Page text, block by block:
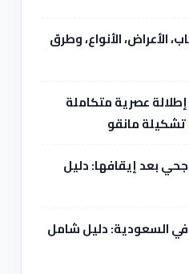
الأعراض، الأنواع، وطرق
عصرية متكاملة
مانقو
بعد إيقافها: دليل
السعودية: دليل شامل